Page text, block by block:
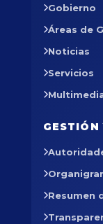
Gobierno
Áreas de
Noticias
Servicios
GESTIÓN
Resumen